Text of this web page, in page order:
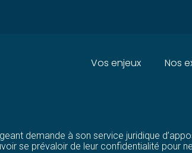
Principal
Vos enjeux Nos
LES JURISTES
demande à son service juridique
se prévaloir de leur confidentialité pour